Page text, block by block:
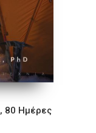
80 Ημέρες